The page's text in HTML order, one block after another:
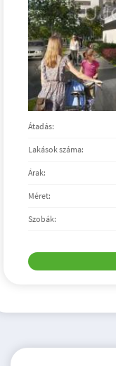
Átadás:
Lakások száma:
Árak:
Méret:
Szobák: